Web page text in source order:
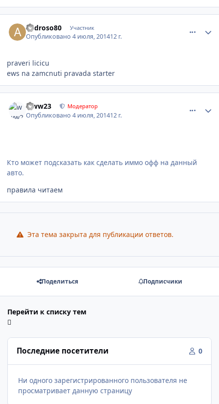
androso80 Участник
Опубликовано4 июля, 201412 г.
praveri licicu
ews na zamcnuti pravada starter
www23 Модератор
Опубликовано4 июля, 201412 г.
Кто может подсказать как сделать иммо офф на данный
авто.
правила читаем
Эта тема закрыта для публикации ответов.
Поделиться Подписчики
Перейти к списку тем
Последние посетители 0
Ни одного зарегистрированного пользователя не
просматривает данную страницу